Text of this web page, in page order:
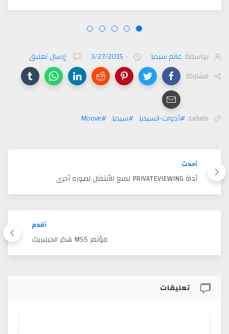
بواسطة عالم سيديا -
3/27/2015
إرسال تعليق
مشاركة
Labels: #أدوات-السيديا, #سيديا,
#Moove
أحدث
أداة PRIVATEVIEWING لمنع الأنتقال لصوره أخرى
أقدم
مؤتمر MSS هكر الجيلبريك
تعليقات